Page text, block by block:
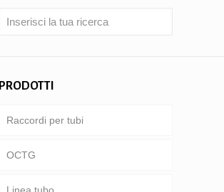
PRODOTTI
Raccordi per tubi
OCTG